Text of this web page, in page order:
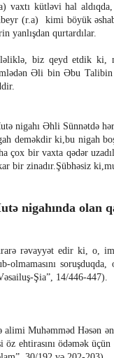
vaxtı kütləvi hal
(r.a)
kimi böyük
yanlışdan qurtardılar.
biz qeyd etdik ki,
Əli bin Əbu
nigahı Əhli Sünnətdə
deməkdir ki,bu nigah
çox bir vaxta qədər
bir zinadır.Şübhəsiz
nigahında olan
rəvayyət edir ki, o,
olmamasını
Şia”, 14/446-447).
alimi Muhəmməd Həsən
öz ehtirasını ödəmək